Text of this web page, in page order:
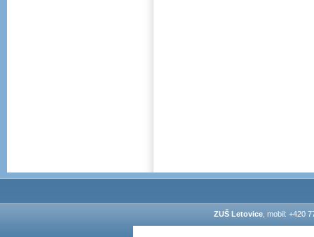
ZUŠ Letovice, mobil: +420